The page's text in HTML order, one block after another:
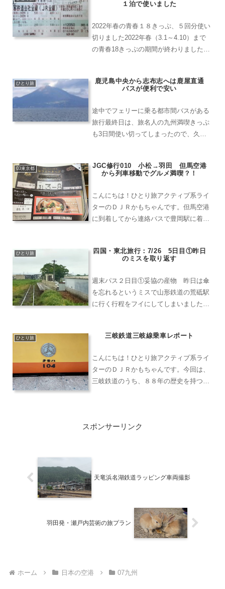
用、名古屋から福井まで高速...
１泊で使いました
2022年春の青春１８きっぷ、５回分使い
切りました2022年春（3.1～4.10）まで
の青春18きっぷの期間が終わりました。
と思います。青春18きっぷについて（Ｊ
ひとり旅
鹿児島中央から志布志へは鹿屋直通
バスが便利で安い
途中でフェリーに乗る都市間バスがある
旅行最終日は、旅名人の九州満喫きっぷ
も3日間使い切ってしまったので、久し
クにいける方法を考えました。前日まで
03東京都
JGC修行010 小松→羽田 但馬空港
から列車移動でグルメ満喫？！
こんにちは！ひとり旅アクティブ系ライ
ターのＤＪＲかもちゃんです。但馬空港
に到着してから連絡バスで豊岡駅に着
グルメな列車旅のことは、修行ルート２
ひとり旅
四国・東北旅行：7/26 5日目①昨日
のミスを取り返す
週末パス２日目①妥協の産物 昨日は傘
を忘れるというミスで山形鉄道の荒砥駅
に行く行程をフイにしてしまいました。
頃にタクシーを捕まえて１時間ほど走っ
ひとり旅 三岐鉄道三岐線乗車レポート
こんにちは！ひとり旅アクティブ系ライ
ターのＤＪＲかもちゃんです。今回は、
三岐鉄道のうち、８８年の歴史を持つ三
平洋セメントのある東藤原...
スポンサーリンク
天竜浜名湖鉄道ラッピング車両撮影
羽田発・瀬戸内芸術の旅プラン
ホーム 日本の空港 07九州